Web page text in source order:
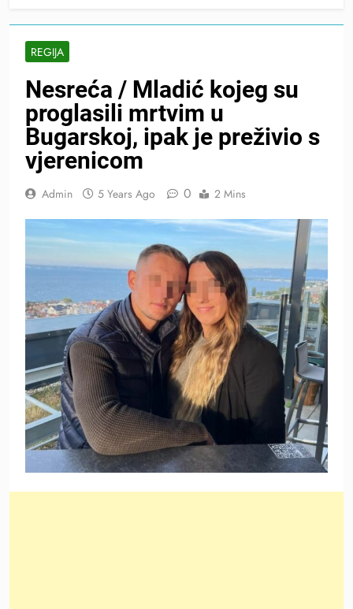
REGIJA
Nesreća / Mladić kojeg su
proglasili mrtvim u
Bugarskoj, ipak je preživio s
vjerenicom
Admin 5 Years Ago 0 2 Mins